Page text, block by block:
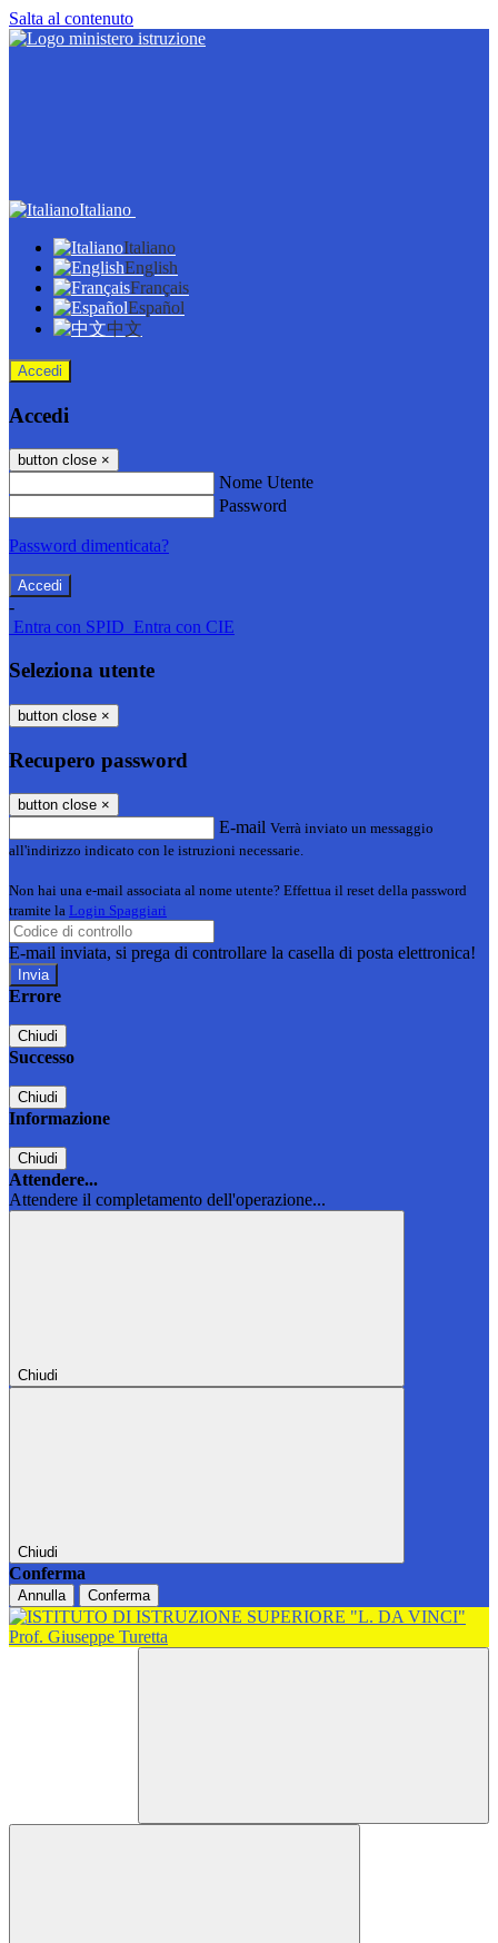
Salta al contenuto
Italiano
Italiano
English
Français
Español
中文
Accedi
Accedi
button close ×
Nome Utente
Password
Password dimenticata?
-
Entra con SPID Entra con CIE
Seleziona utente
button close ×
Recupero password
button close ×
E-mail Verrà inviato un messaggio
all'indirizzo indicato con le istruzioni necessarie.
Non hai una e-mail associata al nome utente? Effettua il reset della password
tramite la Login Spaggiari
E-mail inviata, si prega di controllare la casella di posta elettronica!
Errore
Chiudi
Successo
Chiudi
Informazione
Chiudi
Attendere...
Attendere il completamento dell'operazione...
Chiudi
Chiudi
Conferma
Annulla Conferma